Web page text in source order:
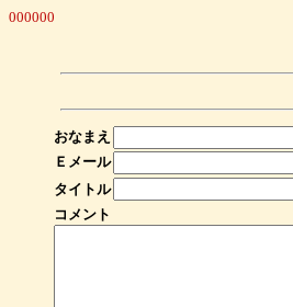
000000
おなまえ
Ｅメール
タイトル
コメント